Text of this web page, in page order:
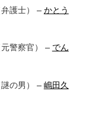
護士） –かとう
警察官） – でん
の男） –嶋田久